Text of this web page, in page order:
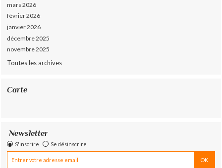
mars 2026
février 2026
janvier 2026
décembre 2025
novembre 2025
Toutes les archives
Carte
Newsletter
S'inscrire Se désinscrire